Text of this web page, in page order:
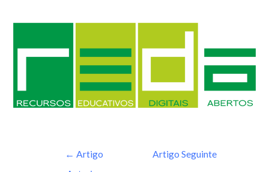
← Artigo
Artigo Seguinte